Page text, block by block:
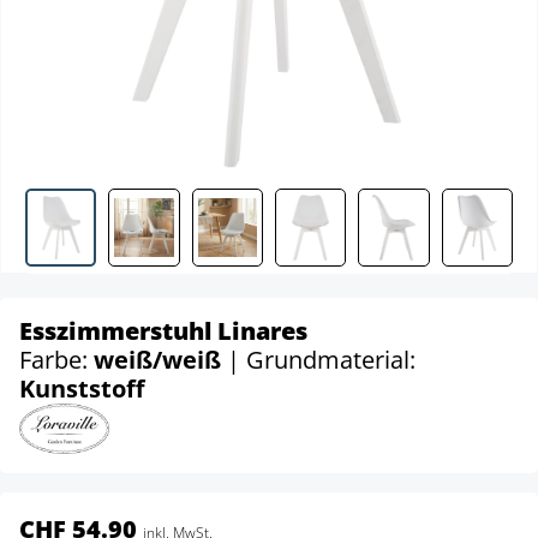
Esszimmerstuhl Linares
Farbe: weiß/weiß | Grundmaterial:
Kunststoff
CHF 54.90 inkl. MwSt.